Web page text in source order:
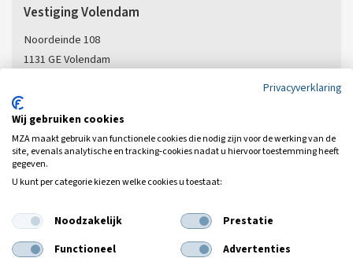
Vestiging Volendam
Noordeinde 108
1131 GE Volendam
Vestiging Hoofddorp
Wijkermeerstraat 3
T:0299-399030
Privacyverklaring
Wij gebruiken cookies
MZA maakt gebruik van functionele cookies die nodig zijn voor de werking van de
site, evenals analytische en tracking‑cookies nadat u hiervoor toestemming heeft
gegeven.
U kunt per categorie kiezen welke cookies u toestaat:
Noodzakelijk
Prestatie
Functioneel
Advertenties